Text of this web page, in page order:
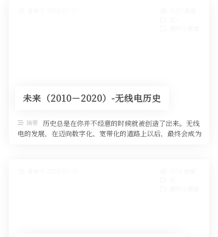
未来（2010－2020）-无线电历史
摘要
历史总是在你并不经意的时候就被创造了出来。无线
电的发展，在迈向数字化、宽带化的道路上以后，最终会成为